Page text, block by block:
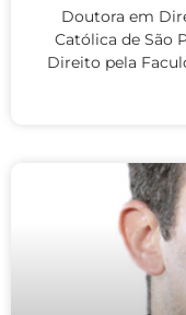
Doutora em
Católica de São
Direito pela